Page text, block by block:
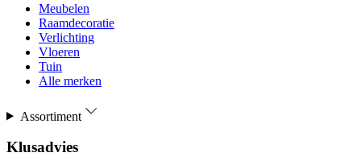
Meubelen
Raamdecoratie
Verlichting
Vloeren
Tuin
Alle merken
Assortiment
Klusadvies